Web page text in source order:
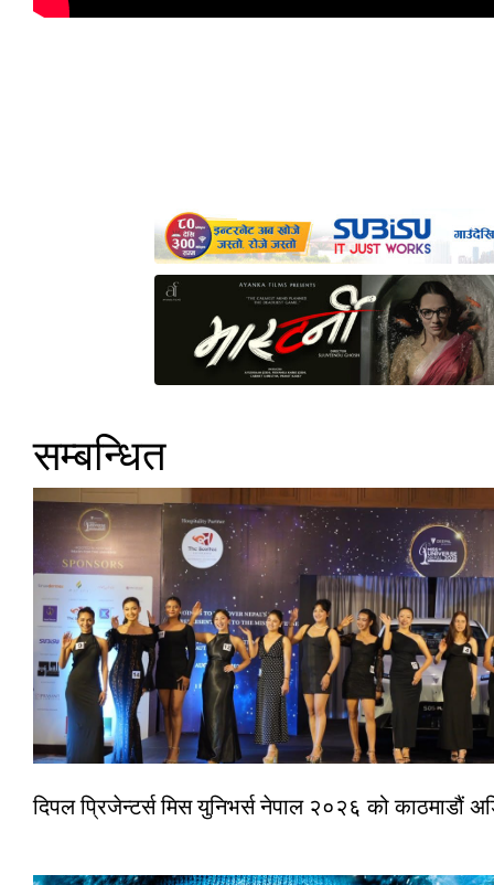
सम्बन्धित
दिपल प्रिजेन्टर्स मिस युनिभर्स नेपाल २०२६ को काठमाडौं